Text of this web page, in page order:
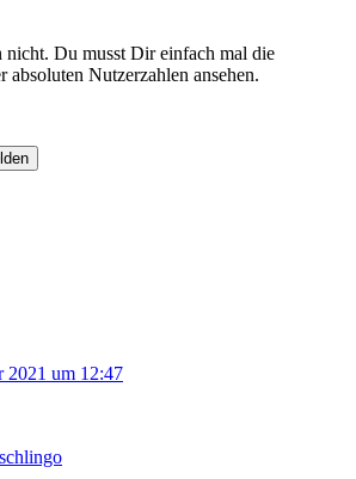
nicht. Du musst Dir einfach mal die
absoluten Nutzerzahlen ansehen.
2021 um 12:47